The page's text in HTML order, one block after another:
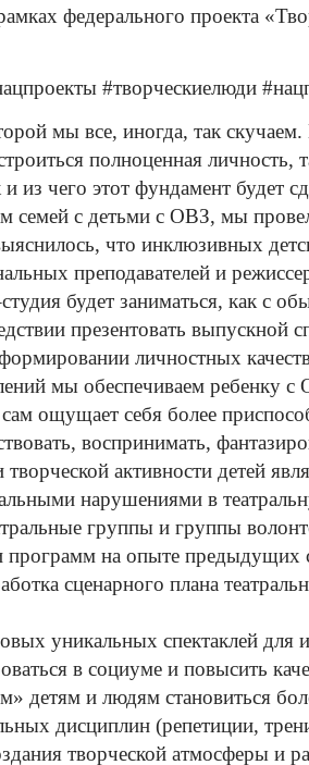
федерального проекта
#творческиелюди
мы все, иногда, так
полноценная
из чего этот фундамент будет
семей с детьми с ОВЗ, мы
что инклюзивных
преподавателей и
будет заниматься, как с
презентовать выпускной
личностных
мы обеспечиваем ребенку с
ощущает себя более
воспринимать,
творческой активности детей
нарушениями в
группы и группы
на опыте предыдущих
сценарного плана
уникальных спектаклей
в социуме и повысить
детям и людям становиться
дисциплин (репетиции,
творческой атмосферы и